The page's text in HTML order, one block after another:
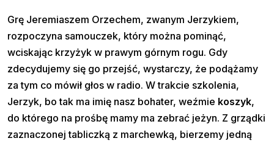
Grę Jeremiaszem Orzechem, zwanym Jerzykiem,
rozpoczyna samouczek, który można pominąć,
wciskając krzyżyk w prawym górnym rogu. Gdy
zdecydujemy się go przejść, wystarczy, że podążamy
za tym co mówił głos w radio. W trakcie szkolenia,
Jerzyk, bo tak ma imię nasz bohater, weźmie koszyk,
do którego na prośbę mamy ma zebrać jeżyn. Z grządki
zaznaczonej tabliczką z marchewką, bierzemy jedną